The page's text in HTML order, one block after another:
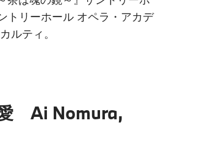
トリーホール オペラ・アカデ
ルティ。
Ai Nomura,